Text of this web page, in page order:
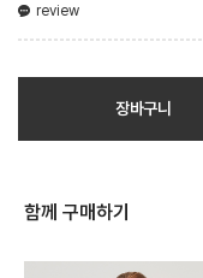
review
장바구니
함께 구매하기